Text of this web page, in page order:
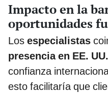
Impacto en la
oportunidades
Los especialistas
presencia en EE. UU.
confianza
esto facilitaría que